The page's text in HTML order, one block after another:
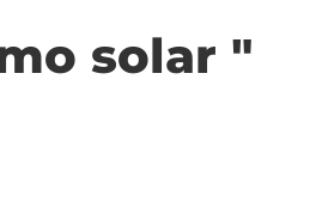
solar "